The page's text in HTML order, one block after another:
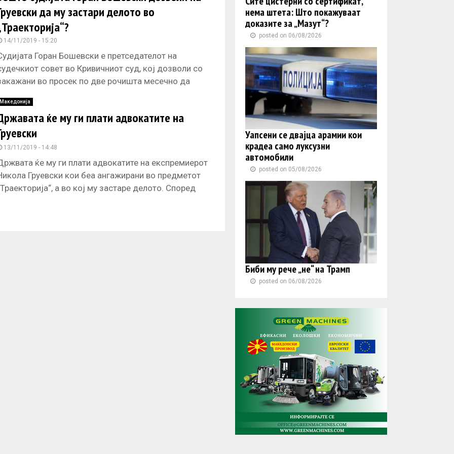
да му застари делото во
14/11/2019 - 15:20
Горан Бошевски е претседателот на
совет во Кривичниот суд, кој дозволи со
во просек по две рочишта месечно да
Македонија
ќе му ги плати адвокатите на
13/11/2019 - 14:48
ќе му ги плати адвокатите на експремиерот
Груевски кои беа ангажирани во предметот
а во кој му застаре делото. Според
нема штета: Што покажуваат
доказите за „Мазут“?
posted on 06/08/2026
Уапсени се двајца арамии кои
крадеа само луксузни
автомобили
posted on 05/08/2026
Биби му рече „не“ на Трамп
posted on 06/08/2026